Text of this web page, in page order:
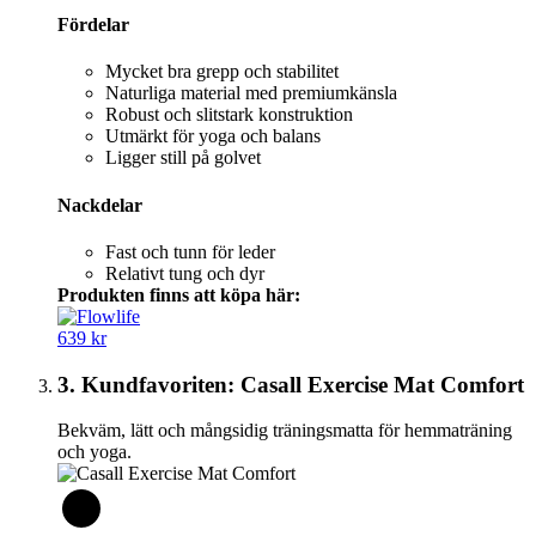
Fördelar
Mycket bra grepp och stabilitet
Naturliga material med premiumkänsla
Robust och slitstark konstruktion
Utmärkt för yoga och balans
Ligger still på golvet
Nackdelar
Fast och tunn för leder
Relativt tung och dyr
Produkten finns att köpa här:
639 kr
3. Kundfavoriten: Casall Exercise Mat Comfort
Bekväm, lätt och mångsidig träningsmatta för hemmaträning
och yoga.